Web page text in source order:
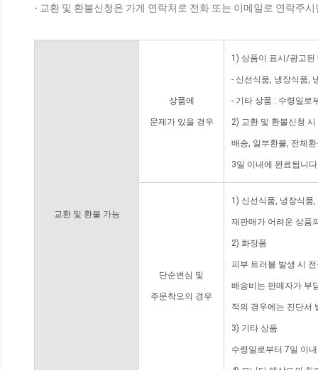
- 교환 및 환불신청은 가게 연락처로 전화 또는 이메일로 연락주
교환 및 환불 가능
상품에
문제가 있을 경우
1) 상품이 표시/광고된
- 신선식품, 냉장식품,
- 기타 상품 : 수령일로
2) 교환 및 환불신청
배송, 일부환불, 전체
3일 이내에 완료됩니
단순변심 및
주문착오의 경우
1) 신선식품, 냉장식품
재판매가 어려운 상품
2) 화장품
피부 트러블 발생 시
배송비는 판매자가 부
적의 경우에는 진단서
3) 기타 상품
수령일로부터 7일 이